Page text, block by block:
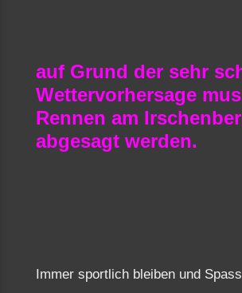
auf Grund der sehr
Wettervorhersage
Rennen am
abgesagt werden.
Immer sportlich bleiben und